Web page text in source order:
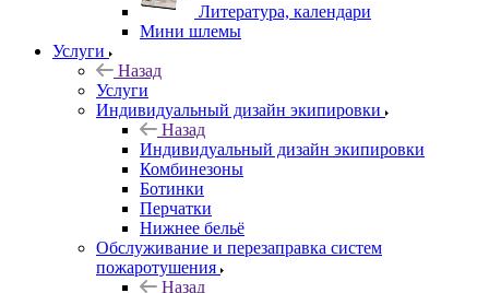
Литература, календари
Мини шлемы
Услуги
Назад
Услуги
Индивидуальный дизайн экипировки
Назад
Индивидуальный дизайн экипировки
Комбинезоны
Ботинки
Перчатки
Нижнее бельё
Обслуживание и перезаправка систем
пожаротушения
Назад